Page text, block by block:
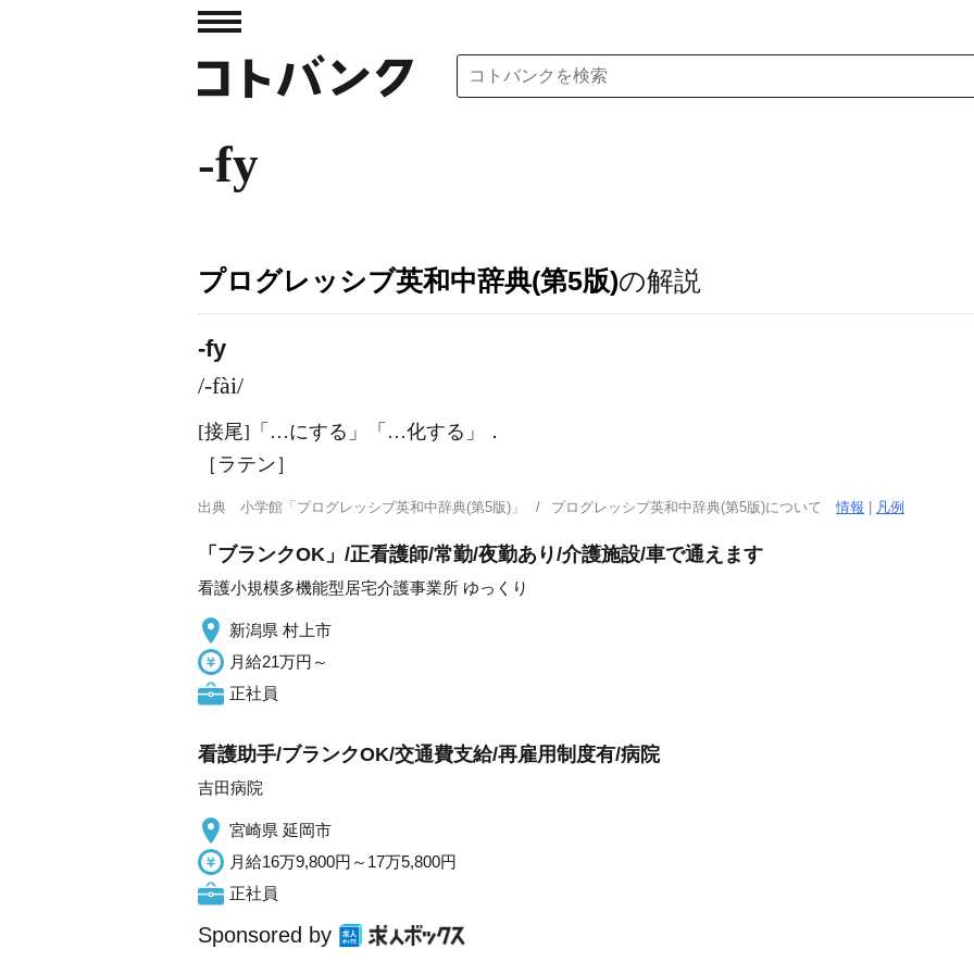
-fy
プログレッシブ英和中辞典(第5版)の解説
-fy
/-fài/
[接尾] 「…にする」「…化する」
．
［ラテン］
出典 小学館「プログレッシブ英和中辞典(第5版)」 プログレッシブ英和中辞典(第5版)について情報 凡例
「ブランクOK」/正看護師/常勤/夜勤あり/介護施設/車で通えます
看護小規模多機能型居宅介護事業所 ゆっくり
新潟県 村上市
月給21万円～
正社員
看護助手/ブランクOK/交通費支給/再雇用制度有/病院
吉田病院
宮崎県 延岡市
月給16万9,800円～17万5,800円
正社員
Sponsored by